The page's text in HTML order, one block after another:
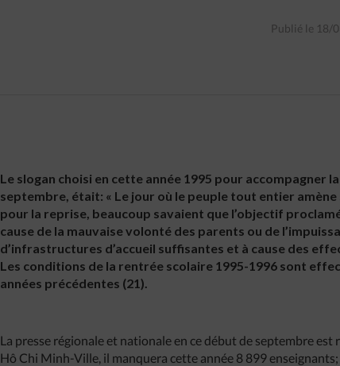
Publié le 18/
Le slogan choisi en cette année 1995 pour accompagner
septembre, était: « Le jour où le peuple tout entier amène
pour la reprise, beaucoup savaient que l’objectif
cause de la mauvaise volonté des parents ou de
d’infrastructures d’accueil suffisantes et à cause des
Les conditions de la rentrée scolaire 1995-1996 sont
années précédentes (21).
La presse régionale et nationale en ce début de septembre
Hô Chi Minh-Ville, il manquera cette année 8 899